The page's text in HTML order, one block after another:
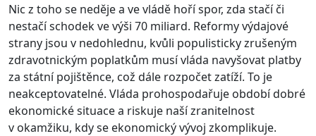
Nic z toho se neděje a ve vládě hoří spor, zda stačí či
nestačí schodek ve výši 70 miliard. Reformy výdajové
strany jsou v nedohlednu, kvůli populisticky zrušeným
zdravotnickým poplatkům musí vláda navyšovat platby
za státní pojištěnce, což dále rozpočet zatíží. To je
neakceptovatelné. Vláda prohospodařuje období dobré
ekonomické situace a riskuje naší zranitelnost
v okamžiku, kdy se ekonomický vývoj zkomplikuje.